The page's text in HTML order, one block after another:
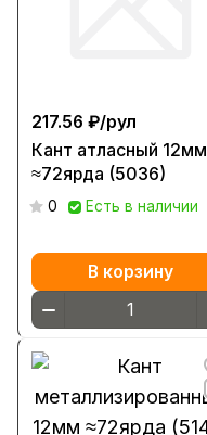
217.56 ₽/рул
Кант атласный 12мм
≈72ярда (5036)
0 Есть в наличии
В корзину